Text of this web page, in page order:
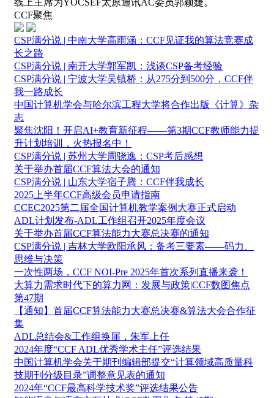
CCF聚焦
CSP满分说 | 中南大学高雨涵：CCF见证我的算法竞赛成
长之路
CSP满分说 | 南开大学郭军凯：浅谈CSP备考经验
CSP满分说 | 宁波大学吴镇桥：从275分到500分，CCF伴
我一路成长
中国计算机学会与哈尔滨工程大学将合作出版《计算》杂
志
聚焦沈阳！开启AI+教育新征程——第3期CCF教师能力提
升计划培训，火热报名中！
CSP满分说 | 苏州大学周骁逸：CSP考后感想
关于举办首届CCF算法大会的通知
CSP满分说 | 山东大学宿子腾：CCF伴我成长
2025上半年CCF高级会员申请指南
CCEC2025第二届全国计算机教学案例大赛正式启动
ADL计划发布-ADL工作组召开2025年度会议
关于举办首届CCF算法能力大赛总决赛的通知
CSP满分说 | 吉林大学欧阳承风：备考三要素——码力、
思维与决策
一次性两场，CCF NOI-Pre 2025年首次系列直播来袭！
大算力需求时代下的算力网：发展与政策|CCF数图焦点
第47期
【通知】首届CCF算法能力大赛总决赛&算法大会合作征
集
ADL总结会&工作组换届，朱军上任
2024年度“CCF ADL优秀学术主任”评选结果
中国计算机学会关于期刊编辑部提交“计算领域高质量科
技期刊分级目录”调整意见表的通知
2024年“CCF最高科学技术奖”评选结果公告